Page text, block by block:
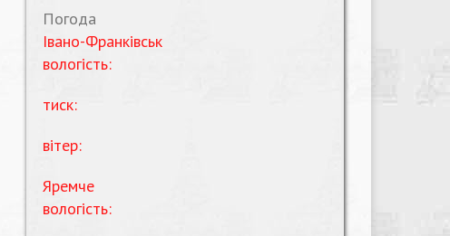
Погода
Івано-Франківськ
вологість:
тиск:
вітер:
Яремче
вологість: